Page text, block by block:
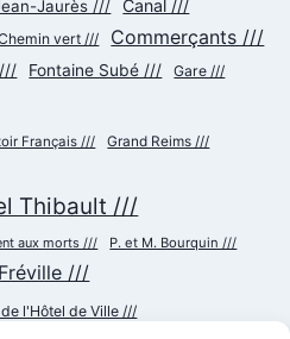
Jaurès /// Canal ///
vert /// Commerçants ///
Fontaine Subé /// Gare ///
Français /// Grand Reims ///
Thibault ///
aux morts /// P. et M. Bourquin ///
///
l'Hôtel de Ville ///